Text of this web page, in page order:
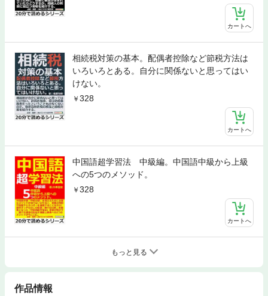
カートへ
相続税対策の基本。配偶者控除など節税方法は
いろいろとある。自分に関係ないと思ってはい
けない。
328
カートへ
中国語超学習法 中級編。中国語中級から上級
への5つのメソッド。
328
カートへ
もっと見る
作品情報